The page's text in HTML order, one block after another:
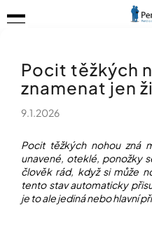
na
TIPY
PRO
ZDRAVÍ
CVIČÍME
PRO
RADOST
OBJEVUJTE
A
Menu
Pocit těžkých
znamenat jen
9.1.2026
Pocit těžkých nohou zná
unavené, oteklé, ponožky
člověk rád, když si může
tento stav automaticky
je to ale jediná nebo hlavní
o
C
o
o
e
b
u